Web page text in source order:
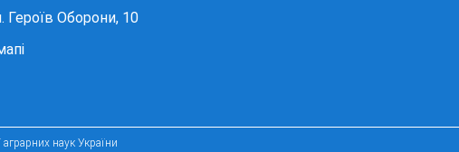
Героїв Оборони, 10
аграрних наук України